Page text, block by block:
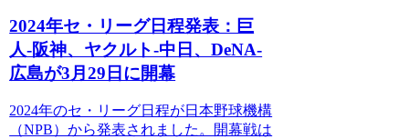
2024年セ・リーグ日程発表：巨
人-阪神、ヤクルト-中日、DeNA-
広島が3月29日に開幕
2024年のセ・リーグ日程が日本野球機構
（NPB）から発表されました。開幕戦は